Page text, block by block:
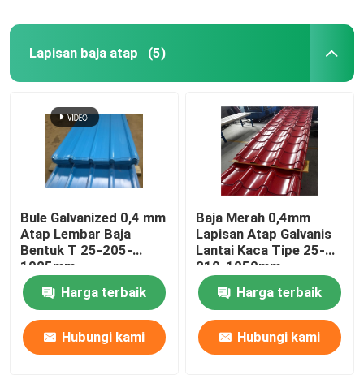
Lapisan baja atap (5)
Bule Galvanized 0,4 mm
Atap Lembar Baja
Bentuk T 25-205-
1025mm
Harga terbaik
Hubungi kami
Baja Merah 0,4mm
Lapisan Atap Galvanis
Lantai Kaca Tipe 25-
210-1050mm
Harga terbaik
Hubungi kami